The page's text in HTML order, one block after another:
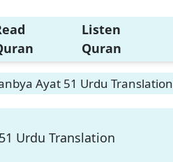
Listen
Quran
Ayat 51 Urdu Translation
Urdu Translation